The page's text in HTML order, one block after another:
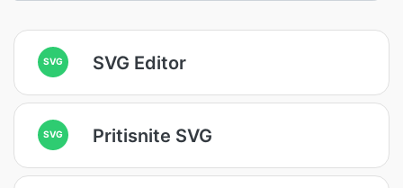
SVG SVG Editor
SVG Pritisnite SVG